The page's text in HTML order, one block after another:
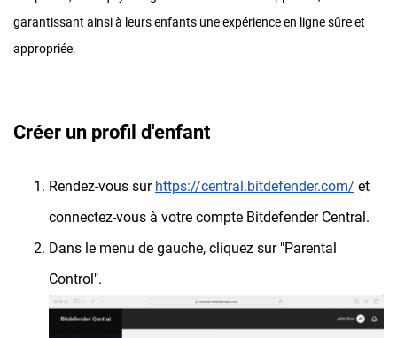
garantissant ainsi à leurs enfants une expérience en ligne sûre et
appropriée.
Créer un profil d'enfant
Rendez-vous sur https://central.bitdefender.com/ et
connectez-vous à votre compte Bitdefender Central.
Dans le menu de gauche, cliquez sur "Parental
Control".